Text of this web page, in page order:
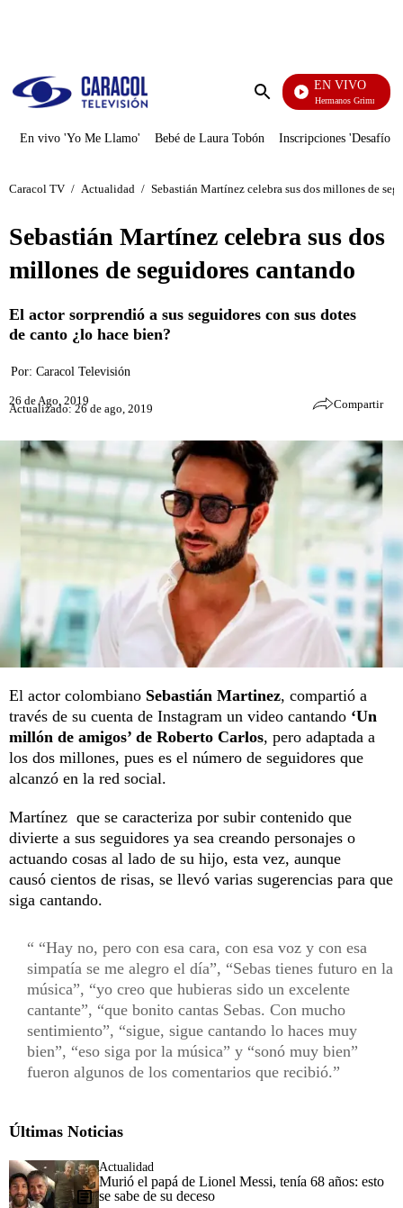
Enviar
EN VIVO
Cuentos De Los Hermanos Grimm
En vivo 'Yo Me Llamo' Bebé de Laura Tobón Inscripciones 'Desafío'
Caracol TV / Actualidad / Sebastián Martínez celebra sus dos millones de
Sebastián Martínez celebra sus dos
millones de seguidores cantando
El actor sorprendió a sus seguidores con sus dotes
de canto ¿lo hace bien?
Por: Caracol Televisión
26 de Ago, 2019
Actualizado: 26 de ago, 2019 Compartir
El actor colombiano Sebastián Martinez, compartió a
través de su cuenta de Instagram un video cantando ‘Un
millón de amigos’ de Roberto Carlos, pero adaptada a
los dos millones, pues es el número de seguidores que
alcanzó en la red social.
Martínez que se caracteriza por subir contenido que
divierte a sus seguidores ya sea creando personajes o
actuando cosas al lado de su hijo, esta vez, aunque
causó cientos de risas, se llevó varias sugerencias para que
siga cantando.
“Hay no, pero con esa cara, con esa voz y con esa
simpatía se me alegro el día”, “Sebas tienes futuro en la
música”, “yo creo que hubieras sido un excelente
cantante”, “que bonito cantas Sebas. Con mucho
sentimiento”, “sigue, sigue cantando lo haces muy
bien”, “eso siga por la música” y “sonó muy bien”
fueron algunos de los comentarios que recibió.
Últimas Noticias
Actualidad
Murió el papá de Lionel Messi, tenía 68 años: esto
se sabe de su deceso